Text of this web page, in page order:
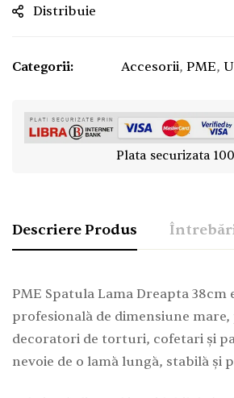
Distribuie
Categorii: Accesorii, PME,
Plata securizata
Descriere Produs
PME Spatula Lama Dreapta 38cm
profesională de dimensiune
decoratori de torturi, cofetari și
nevoie de o lamă lungă, stabilă și